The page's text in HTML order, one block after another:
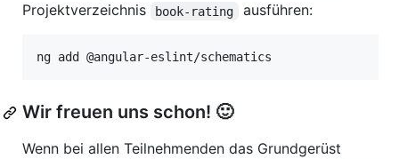
Projektverzeichnis
book-rating ausführen:
ng add @angular-eslint/schematics
Wir freuen uns schon! 🙂
Wenn bei allen Teilnehmenden das Grundgerüst